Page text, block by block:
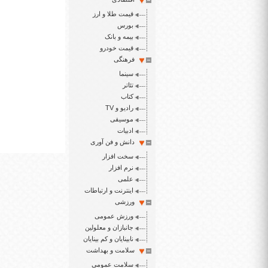
قیمت طلا و ارز
بورس
بیمه و بانک
قیمت خودرو
فرهنگی
سینما
تئاتر
کتاب
رادیو و TV
موسیقی
ادبیات
دانش و فن آوری
سخت افزار
نرم افزار
علمی
اینترنت و ارتباطات
ورزشی
ورزش عمومی
جانبازان و معلولین
نابینایان و کم بینایان
سلامت و بهداشت
سلامت عمومی